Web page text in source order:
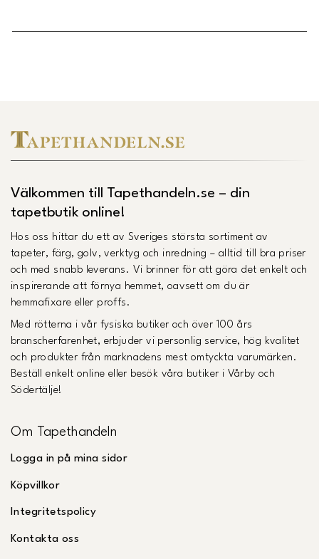
Välkommen till Tapethandeln.se – din
tapetbutik online!
Hos oss hittar du ett av Sveriges största sortiment av
tapeter, färg, golv, verktyg och inredning – alltid till bra priser
och med snabb leverans. Vi brinner för att göra det enkelt och
inspirerande att förnya hemmet, oavsett om du är
hemmafixare eller proffs.
Med rötterna i vår fysiska butiker och över 100 års
branscherfarenhet, erbjuder vi personlig service, hög kvalitet
och produkter från marknadens mest omtyckta varumärken.
Beställ enkelt online eller besök våra butiker i Vårby och
Södertälje!
Om Tapethandeln
Logga in på mina sidor
Köpvillkor
Integritetspolicy
Kontakta oss